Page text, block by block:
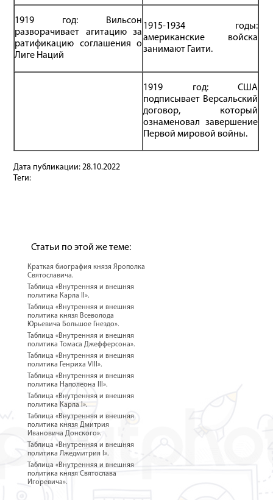
1919 год: Вильсон
разворачивает агитацию за
ратификацию соглашения о
Лиге Наций
1915-1934 годы:
американские войска
занимают Гаити.
1919 год: США
подписывает Версальский
договор, который
ознаменовал завершение
Первой мировой войны.
Дата публикации:28.10.2022
Теги:
Статьи по этой же теме:
Краткая биография князя Ярополка
Святославича.
Таблица «Внутренняя и внешняя
политика Карла II».
Таблица «Внутренняя и внешняя
политика князя Всеволода
Юрьевича Большое Гнездо».
Таблица «Внутренняя и внешняя
политика Томаса Джефферсона».
Таблица «Внутренняя и внешняя
политика Генриха VIII».
Таблица «Внутренняя и внешняя
политика Наполеона III».
Таблица «Внутренняя и внешняя
политика Карла I».
Таблица «Внутренняя и внешняя
политика князя Дмитрия
Ивановича Донского».
Таблица «Внутренняя и внешняя
политика Лжедмитрия I».
Таблица «Внутренняя и внешняя
политика князя Святослава
Игоревича».